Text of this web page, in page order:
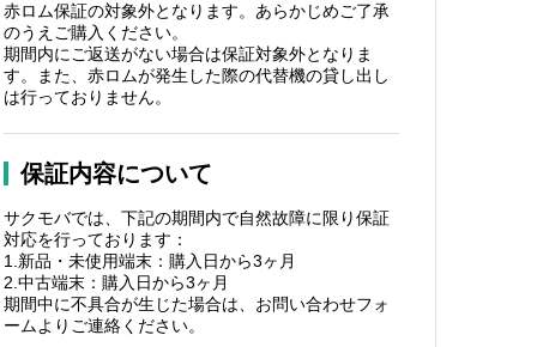
赤ロム保証の対象外となります。あらかじめご了承
のうえご購入ください。
期間内にご返送がない場合は保証対象外となりま
す。また、赤ロムが発生した際の代替機の貸し出し
は行っておりません。
保証内容について
サクモバでは、下記の期間内で自然故障に限り保証
対応を行っております：
1.新品・未使用端末：購入日から3ヶ月
2.中古端末：購入日から3ヶ月
期間中に不具合が生じた場合は、お問い合わせフォ
ームよりご連絡ください。